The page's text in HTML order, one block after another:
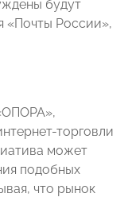
будут
«Почты России»,
торговли
может
подобных
что рынок